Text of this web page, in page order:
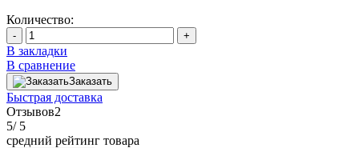
Количество:
- +
В закладки
В сравнение
Заказать
Быстрая доставка
Отзывов2
5/ 5
средний рейтинг товара